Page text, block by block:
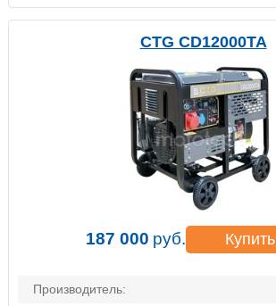
CTG CD12000TA
187 000 руб. Купить
Производитель: